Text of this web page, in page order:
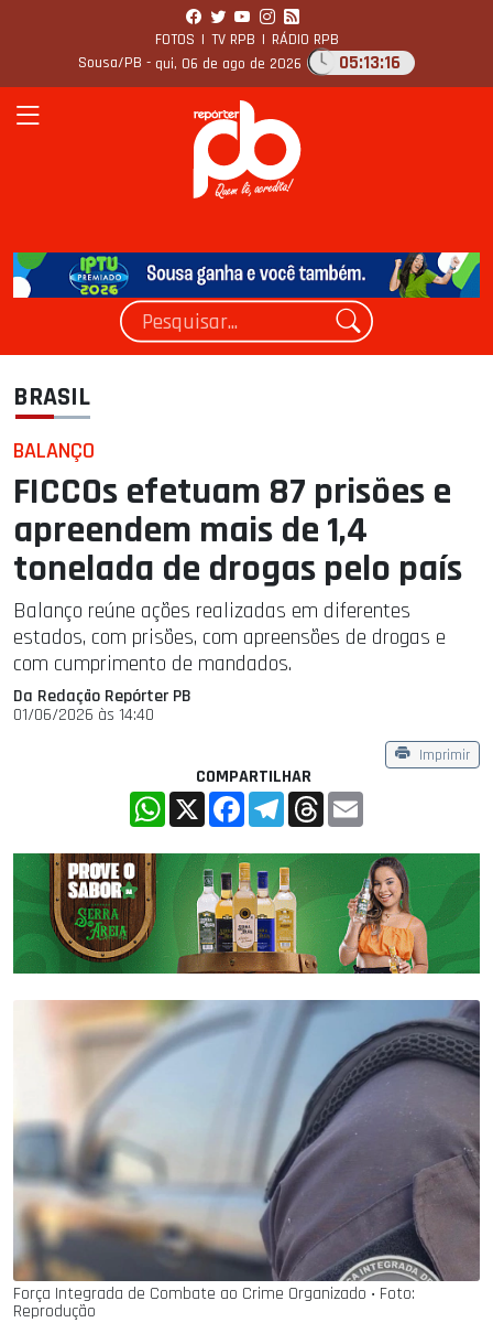
FOTOS | TV RPB | RÁDIO RPB
Sousa/PB - qui, 06 de ago de 2026 05:13:18
BRASIL
BALANÇO
FICCOs efetuam 87 prisões e
apreendem mais de 1,4
tonelada de drogas pelo país
Balanço reúne ações realizadas em diferentes
estados, com prisões, com apreensões de drogas e
com cumprimento de mandados.
Da Redação Repórter PB
01/06/2026 às 14:40
Imprimir
COMPARTILHAR
WhatsApp
X FacebookTelegramThreads
Força Integrada de Combate ao Crime Organizado ‧ Foto:
Reprodução